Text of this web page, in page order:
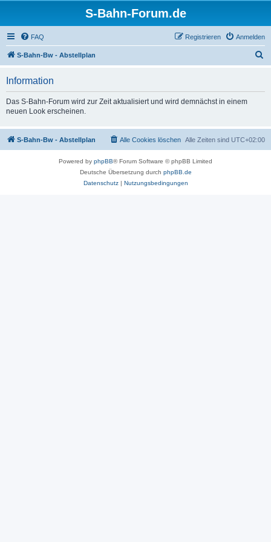
S-Bahn-Forum.de
FAQ Anmelden
Registrieren
S-Bahn-Bw - Abstellplan
Information
Das S-Bahn-Forum wird zur Zeit aktualisiert und wird demnächst in einem
neuen Look erscheinen.
S-Bahn-Bw - Abstellplan Alle Zeiten sind UTC+02:00
Alle Cookies löschen
Powered by phpBB® Forum Software © phpBB Limited
Deutsche Übersetzung durch phpBB.de
Datenschutz| Nutzungsbedingungen